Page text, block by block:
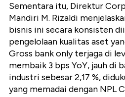
Sementara itu, Direktur
Mandiri M. Rizaldi
bisnis ini secara konsisten
pengelolaan kualitas aset
Gross bank only terjaga di
membaik 3 bps YoY, jauh di
industri sebesar 2,17 %,
yang memadai dengan NPL